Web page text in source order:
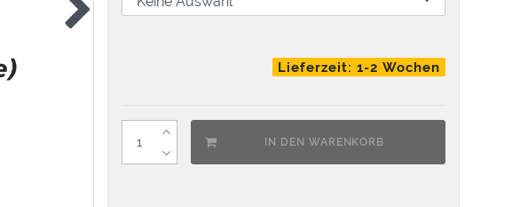
Lieferzeit: 1-2 Wochen
IN DEN WARENKORB